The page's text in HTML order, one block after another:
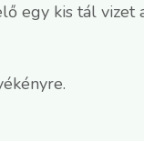
egy kis tál vizet